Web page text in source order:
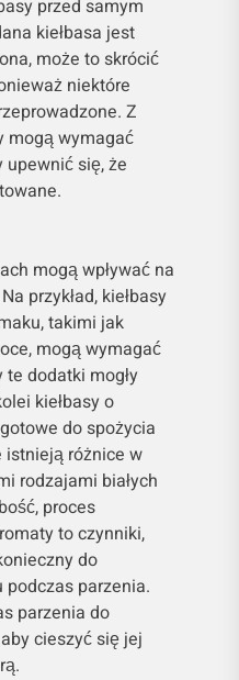
przed samym
kiełbasa jest
może to skrócić
niektóre
Z
mogą wymagać
upewnić się, że
mogą wpływać na
przykład, kiełbasy
takimi jak
mogą wymagać
te dodatki mogły
kiełbasy o
do spożycia
istnieją różnice w
rodzajami białych
proces
to czynniki,
do
podczas parzenia.
parzenia do
cieszyć się jej